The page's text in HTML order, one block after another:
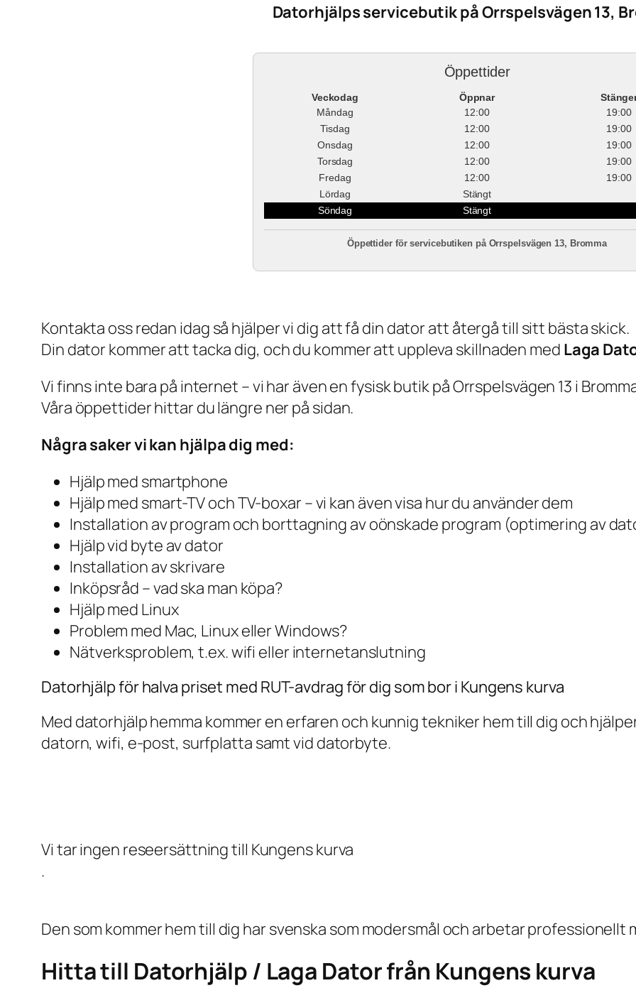
Datorhjälps servicebutik på Orrspelsvägen 13,
Öppettider
Veckodag Öppnar
Måndag
12:00
19:00
Tisdag
12:00
19:00
Onsdag
12:00
19:00
Torsdag
12:00
19:00
Fredag
12:00
19:00
Lördag
Stängt
Söndag
Stängt
Öppettider för servicebutiken på Orrspelsvägen 13, Bromma
Kontakta oss redan idag så hjälper vi dig att få din dator att återgå till sitt bästa skick.
Din dator kommer att tacka dig, och du kommer att uppleva skillnaden med Laga
Vi finns inte bara på internet – vi har även en fysisk butik på Orrspelsvägen 13 i
Våra öppettider hittar du längre ner på sidan.
Några saker vi kan hjälpa dig med:
Hjälp med smartphone
Hjälp med smart-TV och TV-boxar – vi kan även visa hur du använder dem
Installation av program och borttagning av oönskade program (optimering av
Hjälp vid byte av dator
Installation av skrivare
Inköpsråd – vad ska man köpa?
Hjälp med Linux
Problem med Mac, Linux eller Windows?
Nätverksproblem, t.ex. wifi eller internetanslutning
Datorhjälp för halva priset med RUT-avdrag för dig som bor i Kungens kurva
Med datorhjälp hemma kommer en erfaren och kunnig tekniker hem till dig och
datorn, wifi, e-post, surfplatta samt vid datorbyte.
Vi tar ingen reseersättning till Kungens kurva
.
Den som kommer hem till dig har svenska som modersmål och arbetar professionellt
Hitta till Datorhjälp / Laga Dator från Kungens kurva